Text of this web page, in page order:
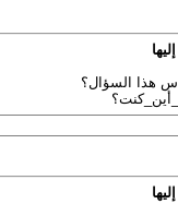
هذا السؤال؟